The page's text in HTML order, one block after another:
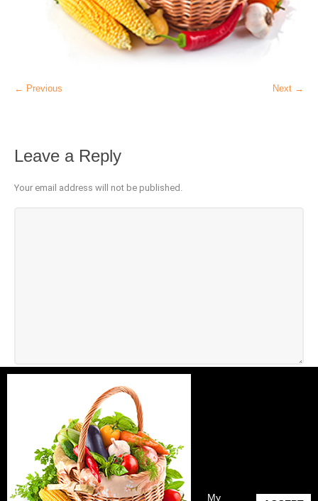
← Previous Next →
Leave a Reply
Your email address will not be published.
GDPR Compliance - Επιθυμείτε να αποθηκεύσουμε τα στοιχεία
επικοινωνίας σας ώστε να έρθουμε σε επαφή μαζί σας;
My